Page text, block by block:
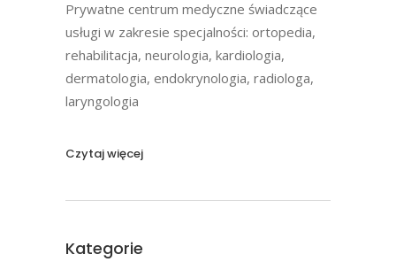
Prywatne centrum medyczne świadczące
usługi w zakresie specjalności: ortopedia,
rehabilitacja, neurologia, kardiologia,
dermatologia, endokrynologia, radiologa,
laryngologia
Czytaj więcej
Kategorie